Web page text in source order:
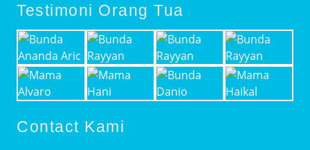
Testimoni Orang Tua
Contact Kami